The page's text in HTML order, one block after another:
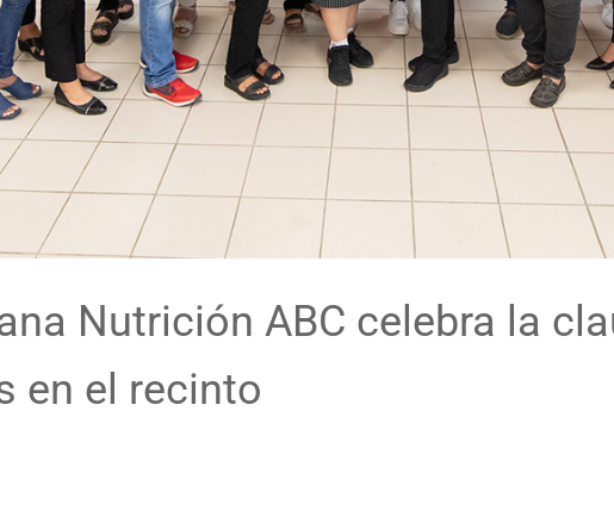
Nutrición ABC celebra la
en el recinto